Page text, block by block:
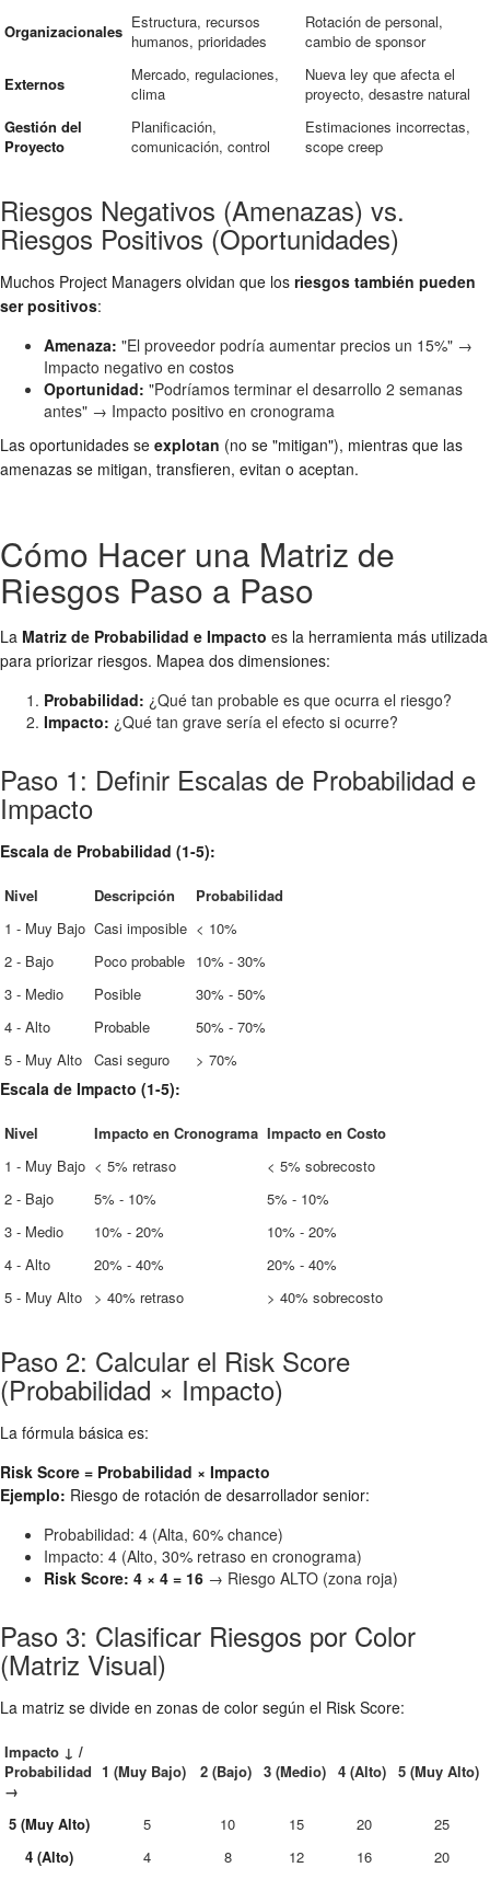
Organizacionales Estructura, recursos
humanos, prioridades
Rotación de personal,
cambio de sponsor
Externos
Mercado, regulaciones,
clima
Nueva ley que afecta el
proyecto, desastre natural
Gestión del
Proyecto
Planificación,
comunicación, control
Estimaciones incorrectas,
scope creep
Riesgos Negativos (Amenazas) vs.
Riesgos Positivos (Oportunidades)
Muchos Project Managers olvidan que los riesgos también pueden
ser positivos:
Amenaza: "El proveedor podría aumentar precios un 15%" →
Impacto negativo en costos
Oportunidad: "Podríamos terminar el desarrollo 2 semanas
antes" → Impacto positivo en cronograma
Las oportunidades se explotan (no se "mitigan"), mientras que las
amenazas se mitigan, transfieren, evitan o aceptan.
Cómo Hacer una Matriz de
Riesgos Paso a Paso
La Matriz de Probabilidad e Impacto es la herramienta más utilizada
para priorizar riesgos. Mapea dos dimensiones:
Probabilidad: ¿Qué tan probable es que ocurra el riesgo?
Impacto: ¿Qué tan grave sería el efecto si ocurre?
Paso 1: Definir Escalas de Probabilidad e
Impacto
Escala de Probabilidad (1-5):
Nivel Descripción
Probabilidad
1 - Muy Bajo Casi imposible < 10%
2 - Bajo
Poco probable 10% - 30%
3 - Medio
Posible
30% - 50%
4 - Alto
Probable
50% - 70%
5 - Muy Alto Casi seguro > 70%
Escala de Impacto (1-5):
Nivel Impacto en Cronograma Impacto en Costo
1 - Muy Bajo < 5% retraso
< 5% sobrecosto
2 - Bajo
5% - 10%
5% - 10%
3 - Medio
10% - 20%
10% - 20%
4 - Alto
20% - 40%
20% - 40%
5 - Muy Alto
> 40% retraso > 40% sobrecosto
Paso 2: Calcular el Risk Score
(Probabilidad × Impacto)
La fórmula básica es:
Risk Score = Probabilidad × Impacto
Ejemplo: Riesgo de rotación de desarrollador senior:
Probabilidad: 4 (Alta, 60% chance)
Impacto: 4 (Alto, 30% retraso en cronograma)
Risk Score: 4 × 4 = 16 → Riesgo ALTO (zona roja)
Paso 3: Clasificar Riesgos por Color
(Matriz Visual)
La matriz se divide en zonas de color según el Risk Score:
Impacto ↓ /
Probabilidad
→
1 (Muy Bajo) 2 (Bajo) 3 (Medio) 4 (Alto) 5 (Muy Alto)
5 (Muy Alto) 5 10 15 20
25
4 (Alto)
4 8 12 16 20